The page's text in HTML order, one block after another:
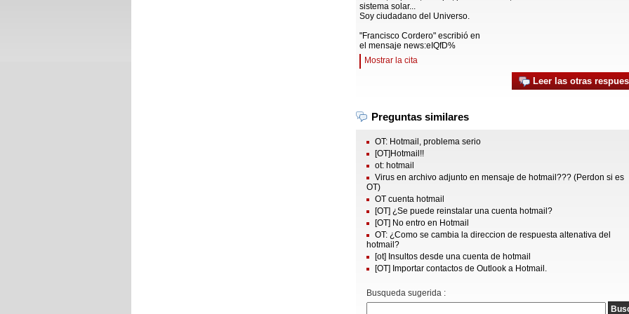
sistema solar...
Soy ciudadano del Universo.
"Francisco Cordero" escribió en
el mensaje news:eIQfD%
Mostrar la cita
Leer las otras
Preguntas similares
OT: Hotmail, problema serio
[OT]Hotmail!!
ot: hotmail
Virus en archivo adjunto en mensaje de hotmail??? (Perdon si es
OT)
OT cuenta hotmail
[OT] ¿Se puede reinstalar una cuenta hotmail?
[OT] No entro en Hotmail
OT: ¿Como se cambia la direccion de respuesta altenativa del
hotmail?
[ot] Insultos desde una cuenta de hotmail
[OT] Importar contactos de Outlook a Hotmail.
Busqueda sugerida :